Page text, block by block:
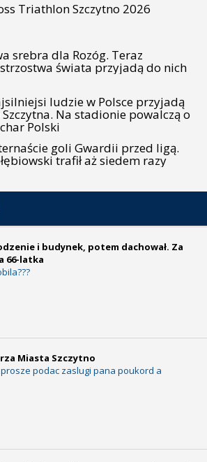
Triathlon Szczytno 2026
srebra dla Rozóg. Teraz
świata przyjadą do nich
ludzie w Polsce przyjadą
Na stadionie powalczą o
Polski
goli Gwardii przed ligą.
trafił aż siedem razy
i budynek, potem dachował. Za
66-latka
Miasta Szczytno
podac zaslugi pana poukord a